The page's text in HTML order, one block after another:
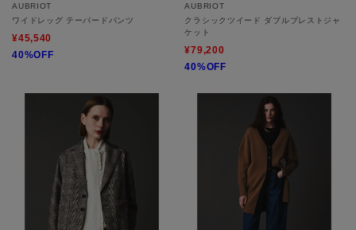
AUBRIOT
ワイドレッグ テーパードパンツ
¥45,540
40%OFF
AUBRIOT
クラシックツイード ダブルブレストジャ
ケット
¥79,200
40%OFF